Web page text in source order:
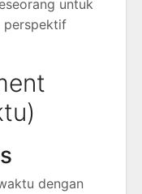
untuk
perspektif
dengan